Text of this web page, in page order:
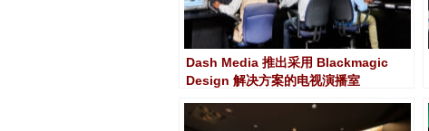
Dash Media 推出采用 Blackmagic
Design 解决方案的电视演播室